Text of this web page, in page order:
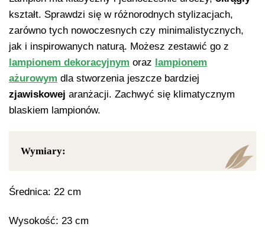
kształt. Sprawdzi się w różnorodnych stylizacjach,
zarówno tych nowoczesnych czy minimalistycznych,
jak i inspirowanych naturą. Możesz zestawić go z
lampionem dekoracyjnym oraz lampionem
ażurowym dla stworzenia jeszcze bardziej
zjawiskowej aranżacji. Zachwyć się klimatycznym
blaskiem lampionów.
Wymiary:
Średnica: 22 cm
Wysokość: 23 cm